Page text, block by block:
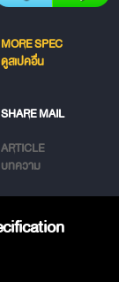
MORE SPEC
ดูสเปคอื่น
SHARE MAIL
ARTICLE
บทความ